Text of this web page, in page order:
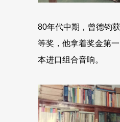
80年代中期，曾德钧
等奖，他拿着奖金第
本进口组合音响。